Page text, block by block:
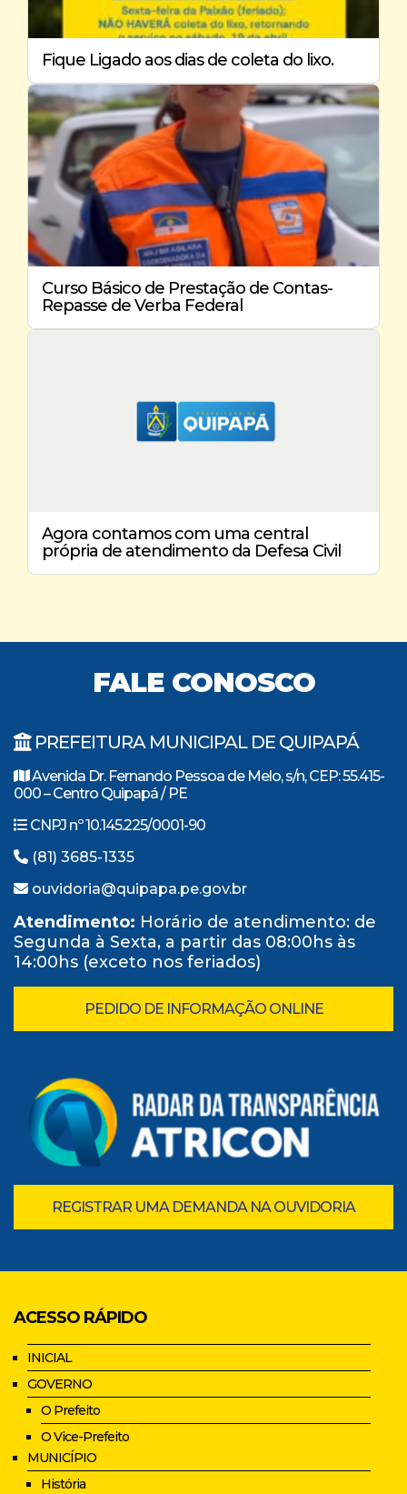
Fique Ligado aos dias de coleta do lixo.
Curso Básico de Prestação de Contas-
Repasse de Verba Federal
Agora contamos com uma central
própria de atendimento da Defesa Civil
FALE CONOSCO
PREFEITURA MUNICIPAL DE QUIPAPÁ
Avenida Dr. Fernando Pessoa de Melo, s/n, CEP: 55.415-
000 – Centro Quipapá / PE
CNPJ nº 10.145.225/0001-90
(81) 3685-1335
ouvidoria@quipapa.pe.gov.br
Atendimento: Horário de atendimento: de
Segunda à Sexta, a partir das 08:00hs às
14:00hs (exceto nos feriados)
PEDIDO DE INFORMAÇÃO ONLINE
REGISTRAR UMA DEMANDA NA OUVIDORIA
ACESSO RÁPIDO
INICIAL
GOVERNO
O Prefeito
O Vice-Prefeito
MUNICÍPIO
História